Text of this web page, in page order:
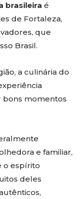
brasileira é
de Fortaleza,
que
Brasil.
a culinária do
bons momentos
e familiar,
o espírito
deles